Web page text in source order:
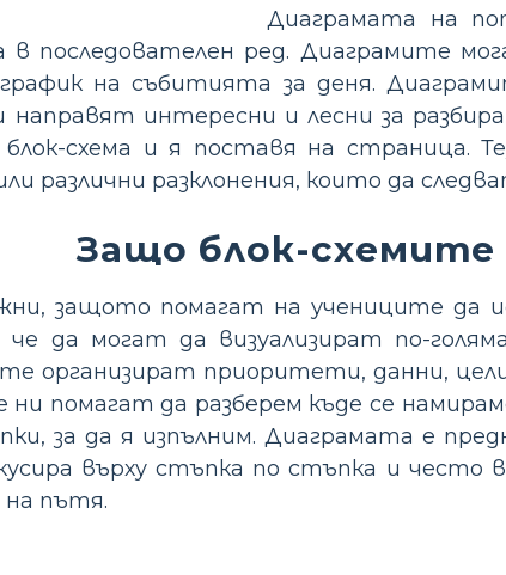
Диаграмата на
в последователен ред. Диаграмите
на събитията за деня.
направят интересни и лесни за
схема и я поставя на страница.
различни разклонения, които да
Защо блок-схемите
защото помагат на учениците да
че да могат да визуализират по-
организират приоритети, данни,
ни помагат да разберем къде се
за да я изпълним. Диаграмата е
върху стъпка по стъпка и често
пътя.